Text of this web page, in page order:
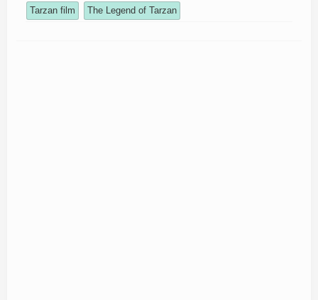
Tarzan film
The Legend of Tarzan